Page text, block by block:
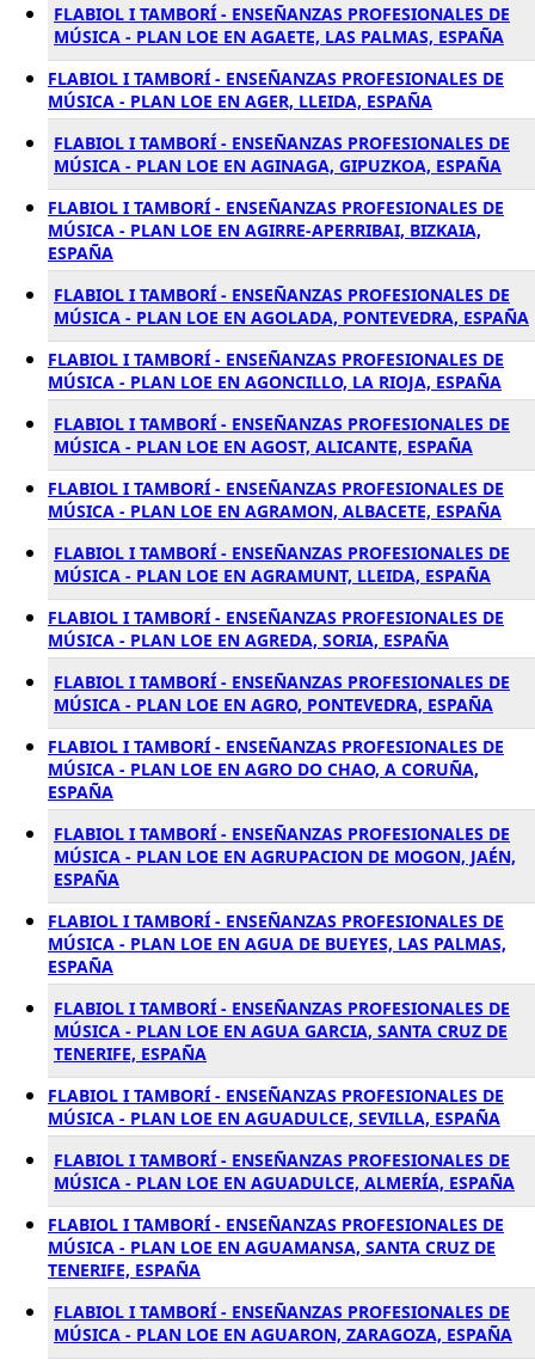
FLABIOL I TAMBORÍ - ENSEÑANZAS PROFESIONALES DE
MÚSICA - PLAN LOE EN AGAETE, LAS PALMAS, ESPAÑA
FLABIOL I TAMBORÍ - ENSEÑANZAS PROFESIONALES DE
MÚSICA - PLAN LOE EN AGER, LLEIDA, ESPAÑA
FLABIOL I TAMBORÍ - ENSEÑANZAS PROFESIONALES DE
MÚSICA - PLAN LOE EN AGINAGA, GIPUZKOA, ESPAÑA
FLABIOL I TAMBORÍ - ENSEÑANZAS PROFESIONALES DE
MÚSICA - PLAN LOE EN AGIRRE-APERRIBAI, BIZKAIA,
ESPAÑA
FLABIOL I TAMBORÍ - ENSEÑANZAS PROFESIONALES DE
MÚSICA - PLAN LOE EN AGOLADA, PONTEVEDRA, ESPAÑA
FLABIOL I TAMBORÍ - ENSEÑANZAS PROFESIONALES DE
MÚSICA - PLAN LOE EN AGONCILLO, LA RIOJA, ESPAÑA
FLABIOL I TAMBORÍ - ENSEÑANZAS PROFESIONALES DE
MÚSICA - PLAN LOE EN AGOST, ALICANTE, ESPAÑA
FLABIOL I TAMBORÍ - ENSEÑANZAS PROFESIONALES DE
MÚSICA - PLAN LOE EN AGRAMON, ALBACETE, ESPAÑA
FLABIOL I TAMBORÍ - ENSEÑANZAS PROFESIONALES DE
MÚSICA - PLAN LOE EN AGRAMUNT, LLEIDA, ESPAÑA
FLABIOL I TAMBORÍ - ENSEÑANZAS PROFESIONALES DE
MÚSICA - PLAN LOE EN AGREDA, SORIA, ESPAÑA
FLABIOL I TAMBORÍ - ENSEÑANZAS PROFESIONALES DE
MÚSICA - PLAN LOE EN AGRO, PONTEVEDRA, ESPAÑA
FLABIOL I TAMBORÍ - ENSEÑANZAS PROFESIONALES DE
MÚSICA - PLAN LOE EN AGRO DO CHAO, A CORUÑA,
ESPAÑA
FLABIOL I TAMBORÍ - ENSEÑANZAS PROFESIONALES DE
MÚSICA - PLAN LOE EN AGRUPACION DE MOGON, JAÉN,
ESPAÑA
FLABIOL I TAMBORÍ - ENSEÑANZAS PROFESIONALES DE
MÚSICA - PLAN LOE EN AGUA DE BUEYES, LAS PALMAS,
ESPAÑA
FLABIOL I TAMBORÍ - ENSEÑANZAS PROFESIONALES DE
MÚSICA - PLAN LOE EN AGUA GARCIA, SANTA CRUZ DE
TENERIFE, ESPAÑA
FLABIOL I TAMBORÍ - ENSEÑANZAS PROFESIONALES DE
MÚSICA - PLAN LOE EN AGUADULCE, SEVILLA, ESPAÑA
FLABIOL I TAMBORÍ - ENSEÑANZAS PROFESIONALES DE
MÚSICA - PLAN LOE EN AGUADULCE, ALMERÍA, ESPAÑA
FLABIOL I TAMBORÍ - ENSEÑANZAS PROFESIONALES DE
MÚSICA - PLAN LOE EN AGUAMANSA, SANTA CRUZ DE
TENERIFE, ESPAÑA
FLABIOL I TAMBORÍ - ENSEÑANZAS PROFESIONALES DE
MÚSICA - PLAN LOE EN AGUARON, ZARAGOZA, ESPAÑA